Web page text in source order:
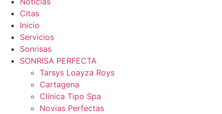
Citas
Inicio
Servicios
Sonrisas
SONRISA PERFECTA
Tarsys Loayza Roys
Cartagena
Clínica Tipo Spa
Novias Perfectas